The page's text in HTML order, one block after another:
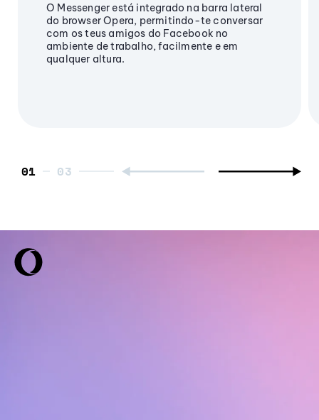
O Messenger está integrado na barra lateral
do browser Opera, permitindo-te conversar
com os teus amigos do Facebook no
ambiente de trabalho, facilmente e em
qualquer altura.
01